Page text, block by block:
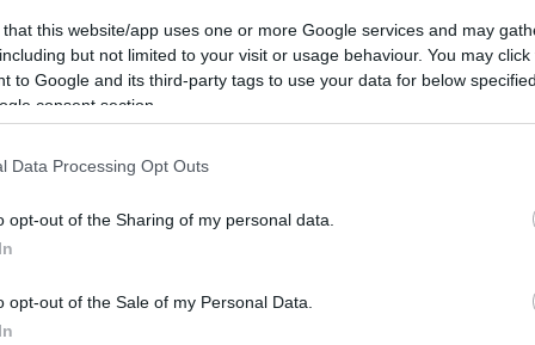
that this website/app uses one or more Google services and may
but not limited to your visit or usage behaviour. You may
to Google and its third-party tags to use your data for below
consent section.
Data Processing Opt Outs
opt-out of the Sharing of my personal data.
opt-out of the Sale of my Personal Data.
0,26% στις 49.632 μονάδες, ο
στις 7.446 μονάδες σημειώνοντας
1,18% στις 26.392 μονάδες.
20:42